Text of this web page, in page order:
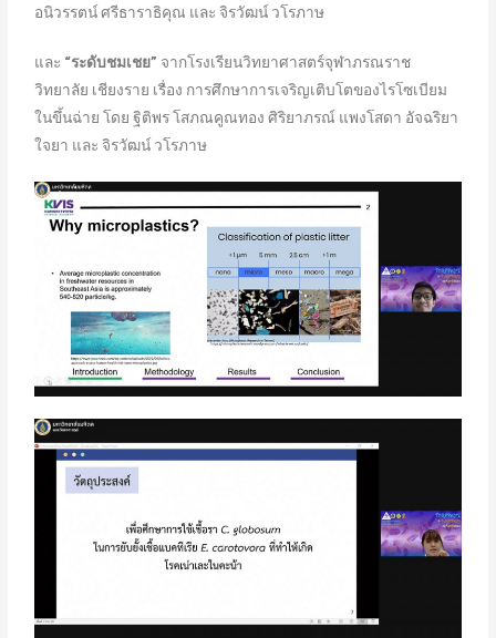
อนิวรรตน์ ศรีธาราธิคุณ และ จิรวัฒน์ วโรภาษ
และ “ระดับชมเชย” จากโรงเรียนวิทยาศาสตร์จุฬาภรณราช
วิทยาลัย เชียงราย เรื่อง การศึกษาการเจริญเติบโตของไรโซเบียม
ในขึ้นฉ่าย โดย ฐิติพร โสภณคูณทอง ศิริยาภรณ์ แพงโสดา อัจฉริยา
ใจยา และ จิรวัฒน์ วโรภาษ